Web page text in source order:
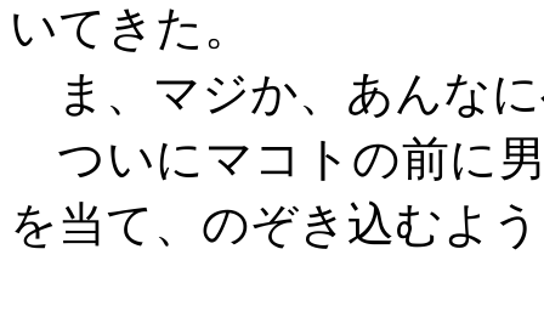
いてきた。
ま、マジか、あんな
ついにマコトの前に
を当て、のぞき込むよ